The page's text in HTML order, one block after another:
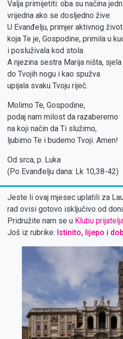
Valja primijetiti: oba su načina
vrijedna ako se dosljedno žive.
U Evanđelju, primjer aktivnog
koja Te je, Gospodine, primila u
i posluživala kod stola.
A njezina sestra Marija ništa, sjela
do Tvojih nogu i kao spužva
upijala svaku Tvoju riječ.
Molimo Te, Gospodine,
podaj nam milost da razaberemo
na koji način da Ti služimo,
ljubimo Te i budemo Tvoji. Amen!
Od srca, p. Luka
(Po Evanđelju dana: Lk 10,38-42)
Jeste li ovaj mjesec uplatili za
rad ovisi gotovo isključivo od
Pridružite nam se u Klubu
Još iz rubrike: Istinito, lijepo i